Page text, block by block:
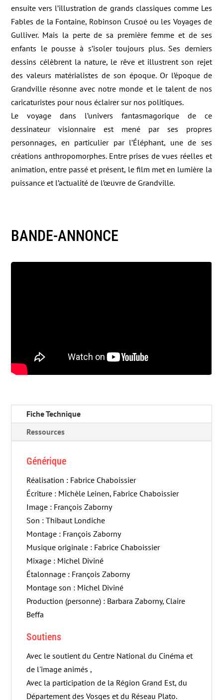
ensuite vers l’illustration de grands classiques comme Les
Fables de la Fontaine, Robinson Crusoé ou les Voyages de
Gulliver. Mais la perte de sa première femme et de ses
enfants le pousse à s’isoler toujours plus. Ses derniers
dessins célèbrent la nature, le rêve et illustrent son rejet
des valeurs matérialistes de son époque. Or l’époque de
Grandville résonne avec notre monde et le talent de nos
caricaturistes pour nous éclairer sur nos politiques.
Le voyage dans l’univers fantasmagorique de ce
dessinateur visionnaire est mené par ses propres
personnages, en particulier par l’Éléphant, une de ses
créations anthropomorphes. Entre prises de vues réelles et
animation, entre passé et présent, le film met en lumière la
puissance et l’actualité de l’œuvre de Grandville.
BANDE-ANNONCE
Fiche Technique
Ressources
Générique
Réalisation : Fabrice Chaboissier
Écriture : Michèle Leinen, Fabrice Chaboissier
Image : François Zaborny
Son : Thibaut Londiche
Montage : François Zaborny
Musique originale : Fabrice Chaboissier
Mixage : Michel Diviné
Étalonnage : François Zaborny
Montage son : Michel Diviné
Production (personne) : Barbara Zaborny, Claire
Beffa
Soutiens
Avec le soutient du Centre National du Cinéma et
de l'image animés ,
Avec la participation de la Région Grand Est, du
Département des Vosges et du Réseau Plato.